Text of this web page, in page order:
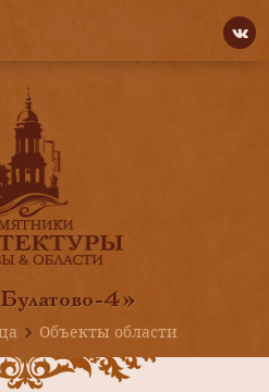
4»
Объекты области